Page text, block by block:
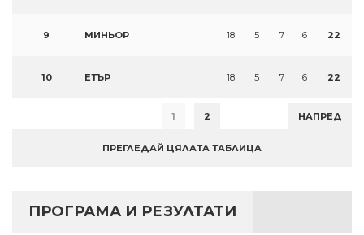
9 МИНЬОР 18 5 7 6 22
10 ЕТЪР 18 5 7 6 22
1 2 НАПРЕД
ПРЕГЛЕДАЙ ЦЯЛАТА ТАБЛИЦА
ПРОГРАМА И РЕЗУЛТАТИ